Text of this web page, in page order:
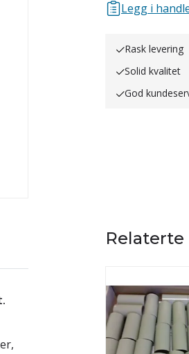
Legg i
Rask levering
Solid kvalitet
God